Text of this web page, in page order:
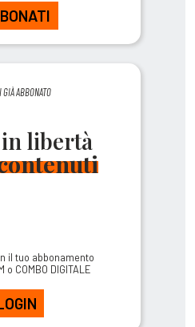
GIÀ ABBONATO
libertà
il tuo abbonamento
o COMBO DIGITALE